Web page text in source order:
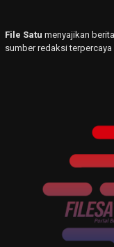
File Satu menyajikan
sumber redaksi